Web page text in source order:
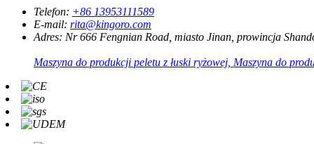
Telefon: +86 13953111589
E-mail: rita@kingoro.com
Adres: Nr 666 Fengnian Road, miasto Jinan, prowincja
Maszyna do produkcji peletu z łuski ryżowej, Maszyna do